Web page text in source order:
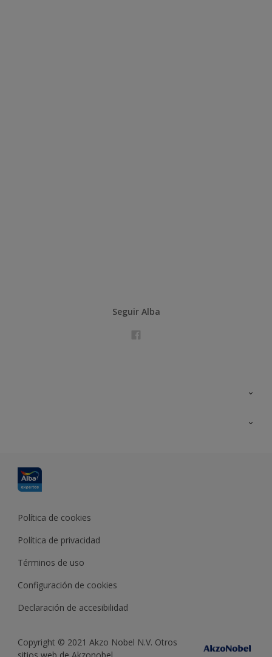
Seguir Alba
Política de cookies
Política de privacidad
Términos de uso
Configuración de cookies
Declaración de accesibilidad
Copyright © 2021 Akzo Nobel N.V. Otros
sitios web de Akzonobel